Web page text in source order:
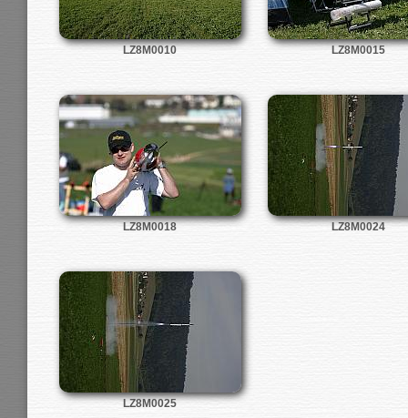
LZ8M0010 LZ8M0015
LZ8M0018 LZ8M0024
LZ8M0025